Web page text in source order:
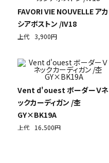
FAVORI VIE NOUVELLE アカ
シアボストン /IV18
上代 3,900円
Vent d'ouest ボーダーＶネ
ックカーディガン /杢
GY×BK19A
上代 16,500円